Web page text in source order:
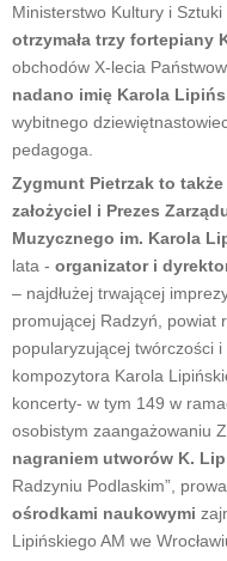
Ministerstwo Kultury i
otrzymała trzy fortepiany
obchodów X-lecia
nadano imię Karola
wybitnego
pedagoga.
Zygmunt Pietrzak to
założyciel i Prezes
Muzycznego im. Karola
lata - organizator i
– najdłużej trwającej
promującej Radzyń, powiat
popularyzującej twórczości
kompozytora Karola
koncerty- w tym 149 w
osobistym zaangażowaniu
nagraniem utworów K.
Radzyniu Podlaskim”,
ośrodkami naukowymi
Lipińskiego AM we